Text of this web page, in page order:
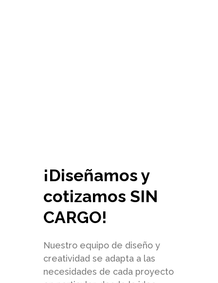
¡Diseñamos y
cotizamos SIN
CARGO!
Nuestro equipo de diseño y
creatividad se adapta a las
necesidades de cada proyecto